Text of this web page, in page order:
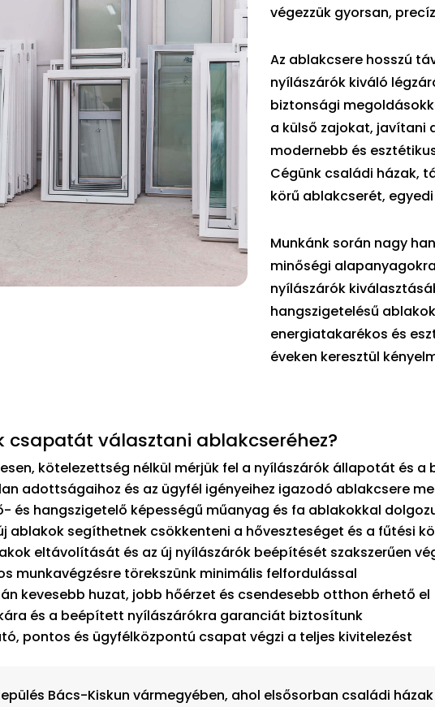
végezzük gyorsan,
Az ablakcsere hosszú
nyílászárók kiváló
biztonsági
a külső zajokat, javítani
modernebb és
Cégünk családi házak,
körű ablakcserét,
Munkánk során nagy
minőségi
nyílászárók
hangszigetelésű
energiatakarékos és
éveken keresztül
csapatát választani ablakcseréhez?
kötelezettség nélkül mérjük fel a nyílászárók állapotát és a
adottságaihoz és az ügyfél igényeihez igazodó ablakcsere
és hangszigetelő képességű műanyag és fa ablakokkal
ablakok segíthetnek csökkenteni a hőveszteséget és a fűtési
eltávolítását és az új nyílászárók beépítését szakszerűen
munkavégzésre törekszünk minimális felfordulással
kevesebb huzat, jobb hőérzet és csendesebb otthon érhető el
és a beépített nyílászárókra garanciát biztosítunk
pontos és ügyfélközpontú csapat végzi a teljes kivitelezést
Bács-Kiskun vármegyében, ahol elsősorban családi